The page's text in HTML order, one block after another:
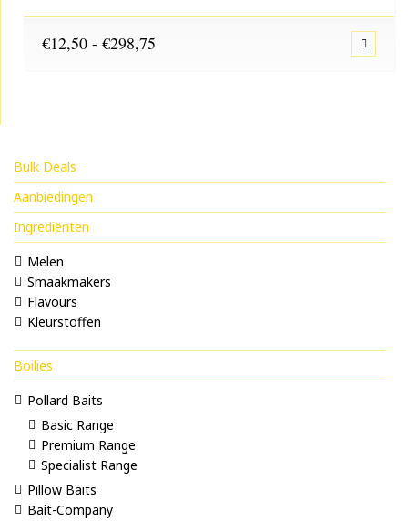
€12,50 - €298,75
Bulk Deals
Aanbiedingen
Ingrediënten
Melen
Smaakmakers
Flavours
Kleurstoffen
Boilies
Pollard Baits
Basic Range
Premium Range
Specialist Range
Pillow Baits
Bait-Company